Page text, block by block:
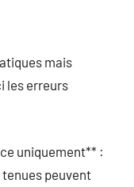
mais
les erreurs
uniquement** :
peuvent